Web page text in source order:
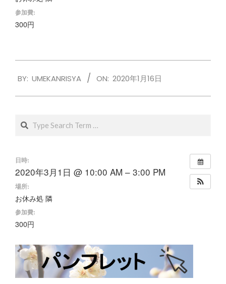
参加費:
300円
01-
BY: UMEKANRISYA ON: 2020年1月16日
Search
日時:
2020年3月1日 @ 10:00 AM – 3:00 PM
場所:
お休み処 隣
参加費:
300円